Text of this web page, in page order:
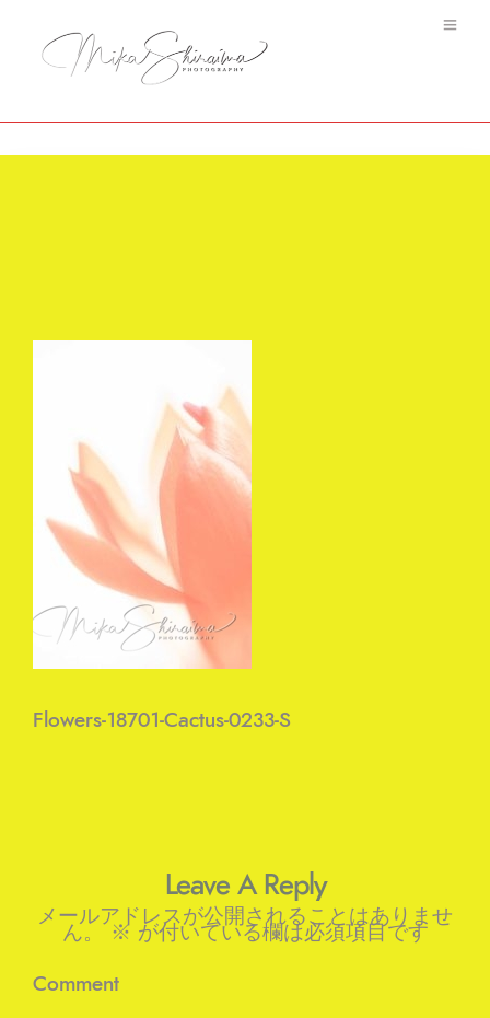
Flowers-18701-Cactus-0233-S
Leave A Reply
メールアドレスが公開されることはありませ
ん。 ※ が付いている欄は必須項目です
Comment